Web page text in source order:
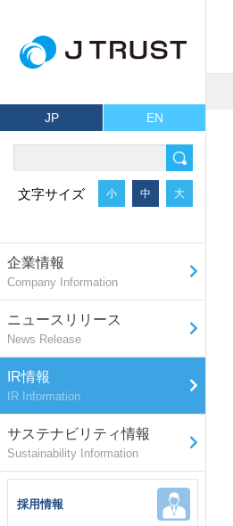
JP EN
文字サイズ 小 中 大
企業情報
Company Information
ニュースリリース
News Release
IR情報
IR Information
サステナビリティ情報
Sustainability Information
採用情報